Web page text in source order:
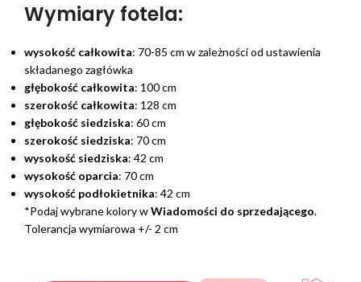
Wymiary fotela:
wysokość całkowita: 70-85 cm w zależności od ustawienia
składanego zagłówka
głębokość całkowita: 100 cm
szerokość całkowita: 128 cm
głębokość siedziska: 60 cm
szerokość siedziska: 70 cm
wysokość siedziska: 42 cm
wysokość oparcia: 70 cm
wysokość podłokietnika: 42 cm
*Podaj wybrane kolory wWiadomości do sprzedającego.
Tolerancja wymiarowa +/- 2 cm